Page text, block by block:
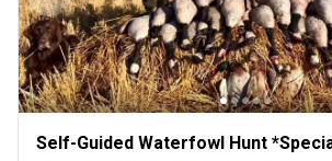
Self-Guided Waterfowl Hunt